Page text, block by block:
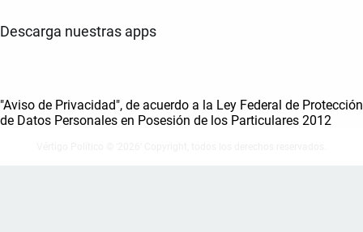
Descarga nuestras apps
"Aviso de Privacidad", de acuerdo a la Ley Federal de Protección
de Datos Personales en Posesión de los Particulares 2012